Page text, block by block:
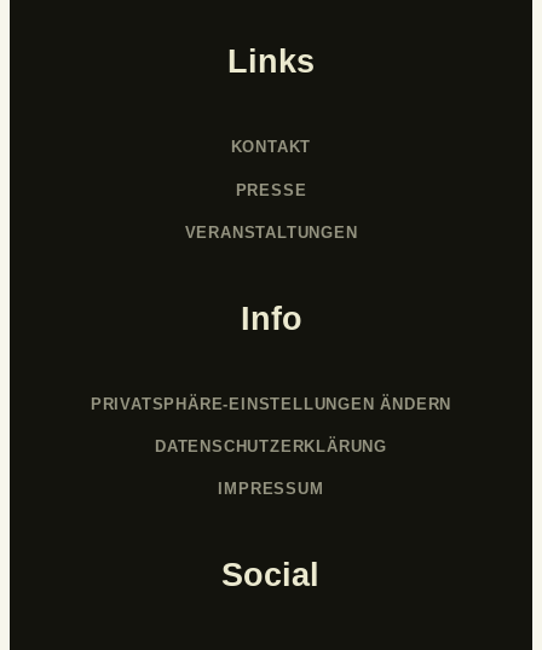
Links
KONTAKT
PRESSE
VERANSTALTUNGEN
Info
PRIVATSPHÄRE-EINSTELLUNGEN ÄNDERN
DATENSCHUTZERKLÄRUNG
IMPRESSUM
Social